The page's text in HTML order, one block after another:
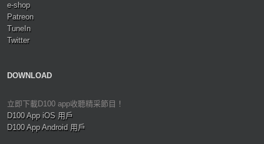
e-shop
Patreon
TuneIn
Twitter
DOWNLOAD
立即下載D100 app收聽精采節目！
D100 App iOS 用戶
D100 App Android 用戶